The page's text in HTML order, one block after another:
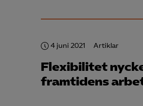
4 juni 2021 Artiklar
Flexibilitet
framtidens